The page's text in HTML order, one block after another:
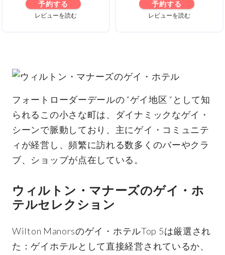
予約する
レビューを読む
予約する
レビューを読む
フォートローダーデールの “ゲイ地区 “として知
られるこの小さな町は、ダイナミックなゲイ・
シーンで脈動しており、主にゲイ・コミュニテ
ィが経営し、頻繁に訪れる数多くのバーやクラ
ブ、ショップが点在している。
ウィルトン・マナーズのゲイ・ホ
テルセレクション
Wilton Manorsのゲイ・ホテルTop 5は厳選され
た：ゲイホテルとして直接経営されているか、